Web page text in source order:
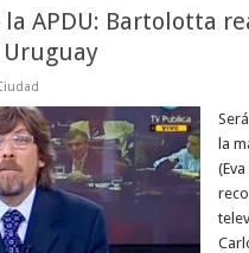
la APDU: Bartolotta
la